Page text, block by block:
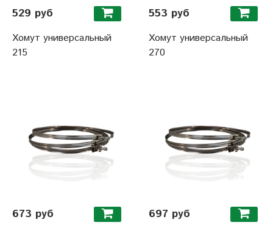
529 руб
Хомут универсальный
215
553 руб
Хомут универсальный
270
673 руб 697 руб